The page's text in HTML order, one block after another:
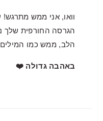
וואו, אני ממש מתרגש!
הגרסה החורפית
הלב, ממש כמו
באהבה גדולה ❤️